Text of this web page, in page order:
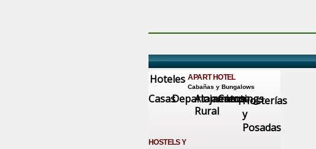
Hoteles APART HOTEL
Cabañas y Bungalows
CasasDepartamentos
Alojamiento
Rural
CampingsHosterías
y
Posadas
HOSTELS Y